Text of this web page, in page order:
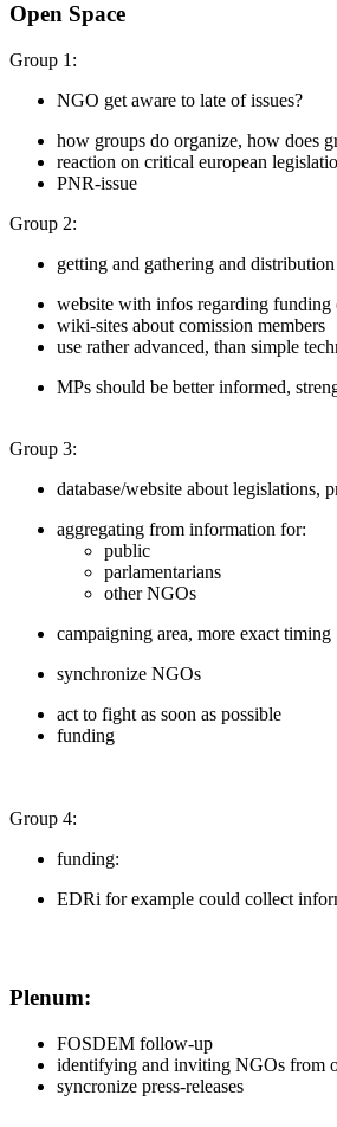
Open Space
Group 1:
NGO get aware to late of issues?
how groups do organize, how does
reaction on critical european
PNR-issue
Group 2:
getting and gathering and
website with infos regarding funding
wiki-sites about comission members
use rather advanced, than simple
MPs should be better informed,
Group 3:
database/website about legislations,
aggregating from information for:
public
parlamentarians
other NGOs
campaigning area, more exact timing
synchronize NGOs
act to fight as soon as possible
funding
Group 4:
funding:
EDRi for example could collect
Plenum:
FOSDEM follow-up
identifying and inviting NGOs from
syncronize press-releases